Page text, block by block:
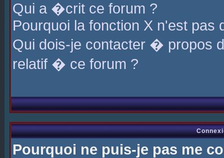
Qui a �crit ce forum ?
Pourquoi la fonction X n'est pas
Qui dois-je contacter � propos
relatif � ce forum ?
Pourquoi ne puis-je pas me